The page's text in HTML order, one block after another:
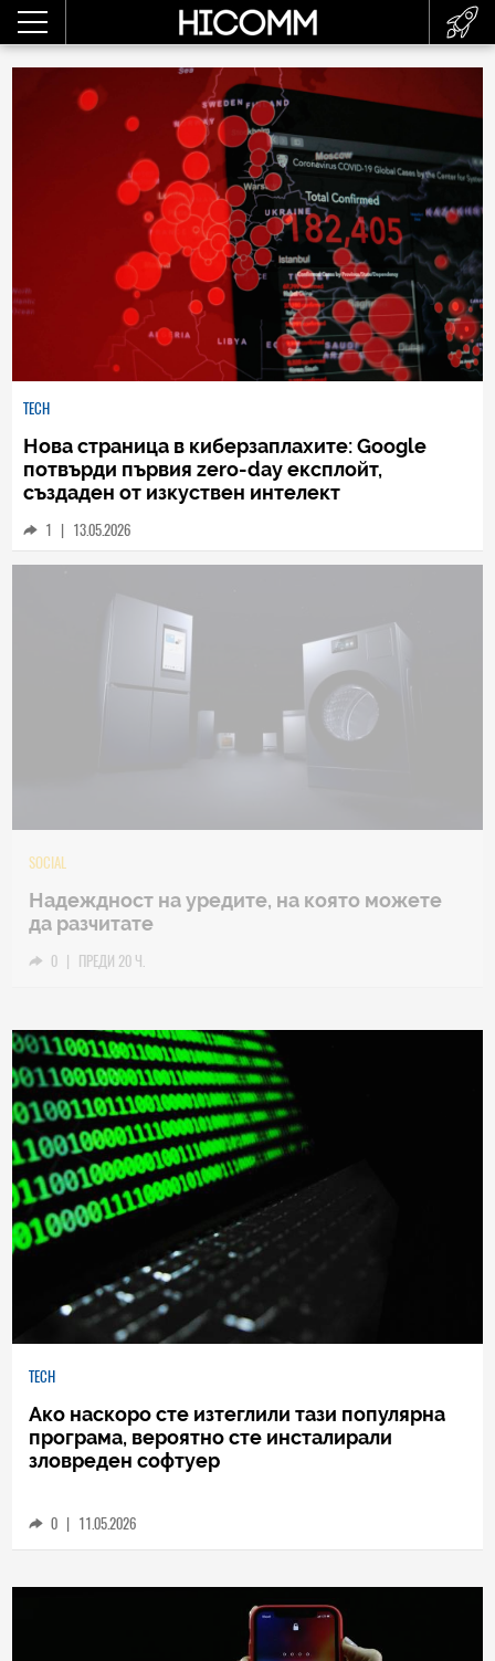
TECH
Нова страница в киберзаплахите: Google
потвърди първия zero-day експлойт,
създаден от изкуствен интелект
1 | 13.05.2026
TECH
Samsung Galaxy Z Fold8 Ultra – ново име,
0 | 04.08.2026
TECH
зловреден софтуер
0 | 11.05.2026